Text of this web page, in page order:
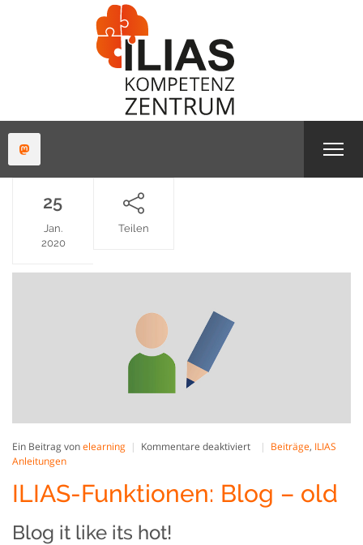
25
Jan.
2020
Teilen
Ein Beitrag vonelearning Kommentare deaktiviertfür
Blog
–
Beiträge, ILIAS
Anleitungen
ILIAS-Funktionen: Blog – old
Blog it like its hot!